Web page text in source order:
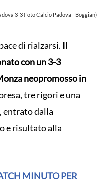
3-3 (foto Calcio Padova - Boggian)
di rialzarsi. Il
con un 3-3
neopromosso in
tre rigori e una
, entrato dalla
e risultato alla
MINUTO PER